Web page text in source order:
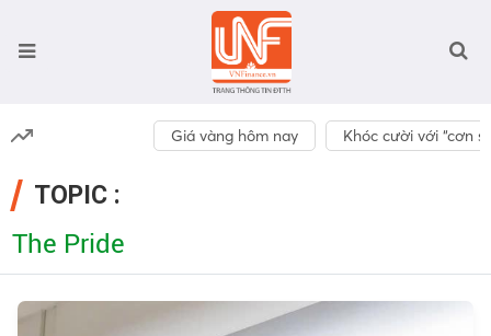
Giá vàng hôm nay Khóc cười với “cơn
TOPIC :
The Pride